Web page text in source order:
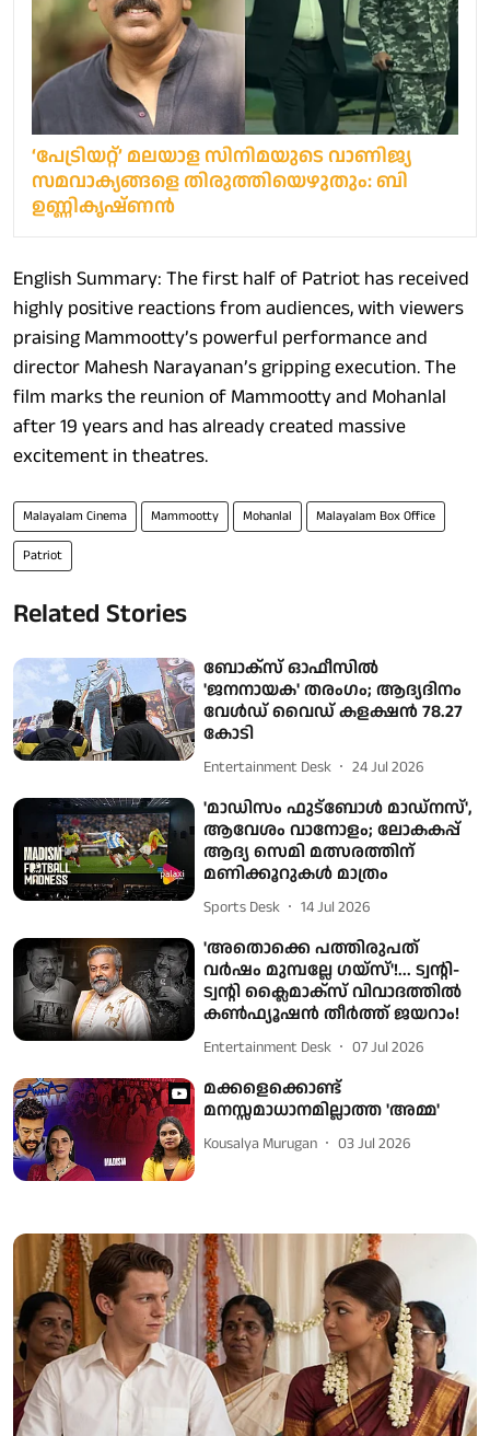
‘പേട്രിയറ്റ്’ മലയാള സിനിമയുടെ വാണിജ്യ
സമവാക്യങ്ങളെ തിരുത്തിയെഴുതും: ബി
ഉണ്ണികൃഷ്ണൻ
English Summary: The first half of Patriot has received
highly positive reactions from audiences, with viewers
praising Mammootty’s powerful performance and
director Mahesh Narayanan’s gripping execution. The
film marks the reunion of Mammootty and Mohanlal
after 19 years and has already created massive
excitement in theatres.
Malayalam Cinema Mammootty Mohanlal Malayalam Box Office
Patriot
Related Stories
ബോക്‌സ് ഓഫീസില്‍
'ജനനായക' തരംഗം; ആദ്യദിനം
വേള്‍ഡ് വൈഡ് കളക്ഷന്‍ 78.27
കോടി
Entertainment Desk 24 Jul 2026
'മാഡിസം ഫുട്‌ബോള്‍ മാഡ്നസ്',
ആവേശം വാനോളം; ലോകകപ്പ്
ആദ്യ സെമി മത്സരത്തിന്
മണിക്കൂറുകള്‍ മാത്രം
Sports Desk 14 Jul 2026
'അതൊക്കെ പത്തിരുപത്
വർഷം മുമ്പല്ലേ ഗയ്‌സ്'!... ട്വന്റി-
ട്വന്റി ക്ലൈമാക്‌സ് വിവാദത്തിൽ
കൺഫ്യൂഷൻ തീർത്ത് ജയറാം!
Entertainment Desk 07 Jul 2026
മക്കളെക്കൊണ്ട്
മനസ്സമാധാനമില്ലാത്ത 'അമ്മ'
Kousalya Murugan 03 Jul 2026